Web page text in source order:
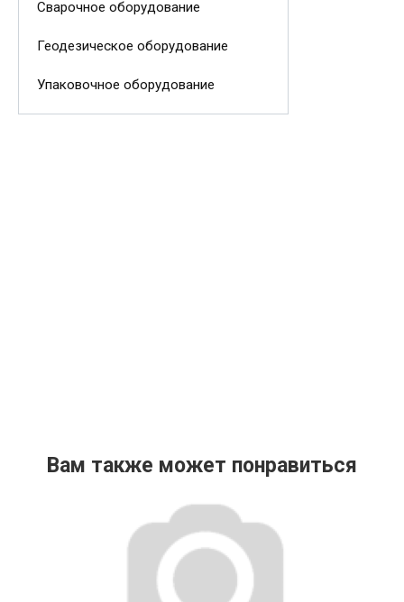
Сварочное оборудование
Геодезическое оборудование
Упаковочное оборудование
Вам также может понравиться